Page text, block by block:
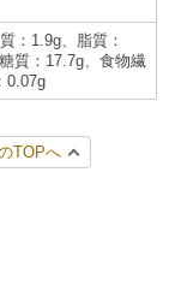
：1.9g、脂質：
質：17.7g、食物繊
0.07g
TOPへ